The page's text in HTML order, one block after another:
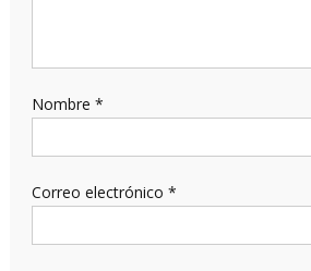
Nombre *
Correo electrónico *